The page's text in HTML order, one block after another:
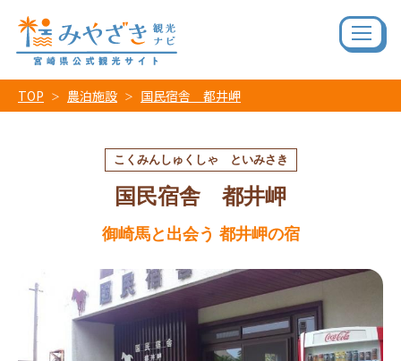
TOP 農泊施設 国民宿舎 都井岬
こくみんしゅくしゃ といみさき
国民宿舎 都井岬
御崎馬と出会う 都井岬の宿